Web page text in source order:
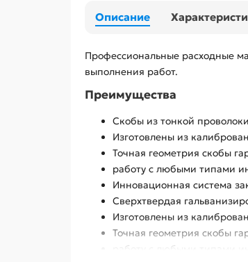
Описание
Профессиональные расходные
выполнения работ.
Преимущества
Скобы из тонкой
Изготовлены из
Точная геометрия скобы
работу с любыми типами
Инновационная система
Сверхтвердая
Изготовлены из
Точная геометрия скобы
работу с любыми типами